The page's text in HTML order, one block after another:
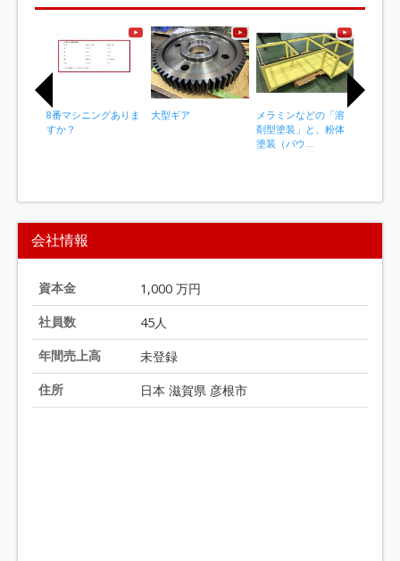
8番マシニングありま
すか？
大型ギア
メラミンなどの「溶
剤型塗装」と、粉体
塗装（パウ...
I
t
e
m
1
o
f
2
0
会社情報
資本金
1,000 万円
社員数
45人
年間売上高
未登録
住所
日本 滋賀県 彦根市